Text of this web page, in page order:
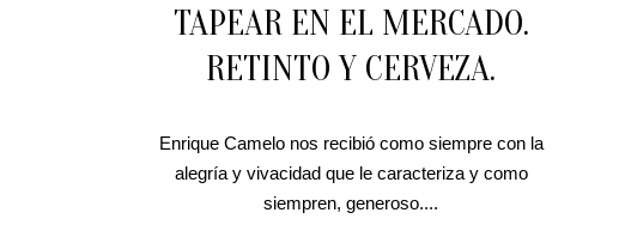
TAPEAR EN EL MERCADO.
RETINTO Y CERVEZA.
Enrique Camelo nos recibió como siempre con la
alegría y vivacidad que le caracteriza y como
siempren, generoso....